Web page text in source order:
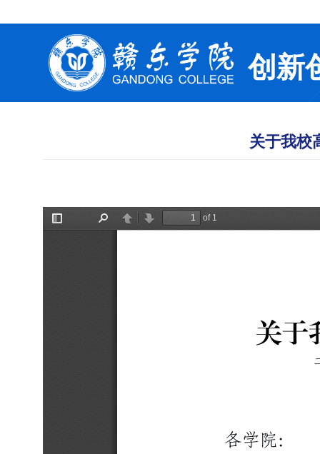
创新
关于我校